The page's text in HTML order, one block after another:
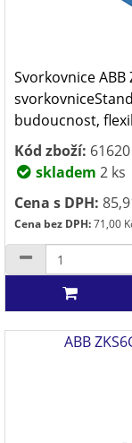
Svorkovnice ABB
budoucnost,
Kód zboží: 61620
skladem 2 ks
Cena s DPH:
Cena bez DPH:71,00
ABB